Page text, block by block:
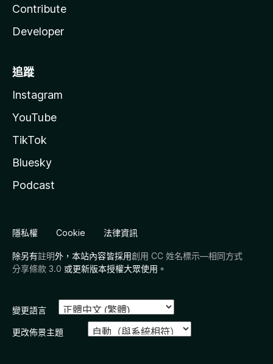
Contribute
Developer
追蹤
Instagram
YouTube
TikTok
Bluesky
Podcast
隱私權 Cookie 法律資訊
除另有註明外，本站內容皆採用創用 CC 姓名標示—相同方式
分享條款 3.0 或更新版本授權大眾使用。
變更語言
更改佈景主題